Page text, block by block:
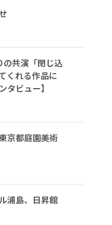
の共演「閉じ込
くれる作品に
ビュー】
京都庭園美術
浦島、日昇館